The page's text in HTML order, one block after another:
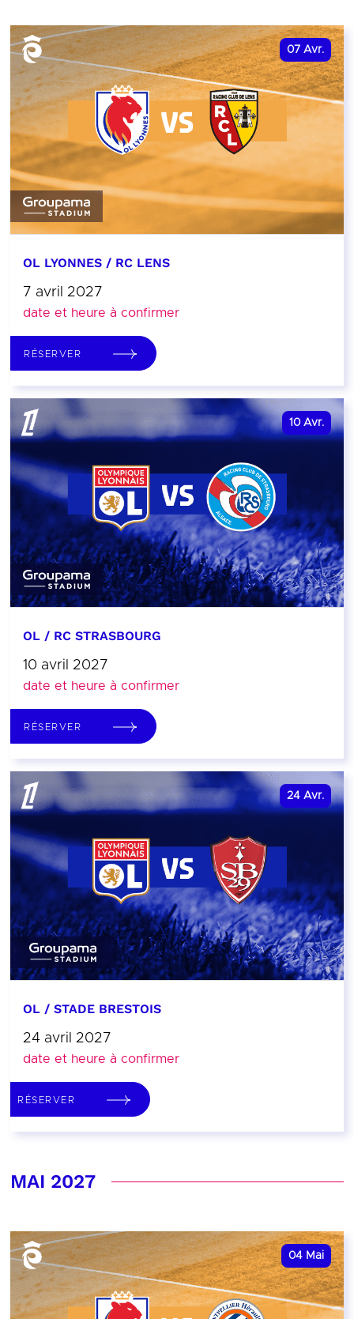
07 Avr.
OL LYONNES / RC LENS
7 avril 2027
date et heure à confirmer
RÉSERVER
10 Avr.
OL / RC STRASBOURG
10 avril 2027
date et heure à confirmer
RÉSERVER
24 Avr.
OL / STADE BRESTOIS
24 avril 2027
date et heure à confirmer
RÉSERVER
MAI 2027
04 Mai